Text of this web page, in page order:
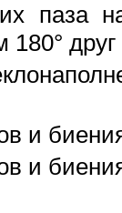
паза
друг
и
и